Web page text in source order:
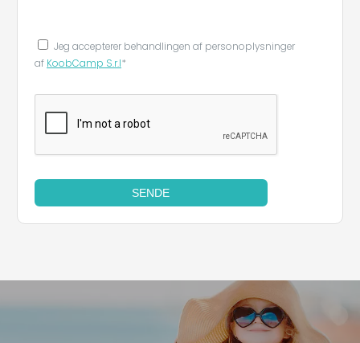
Jeg accepterer behandlingen af ​​personoplysninger
af KoobCamp S.r.l*
SENDE